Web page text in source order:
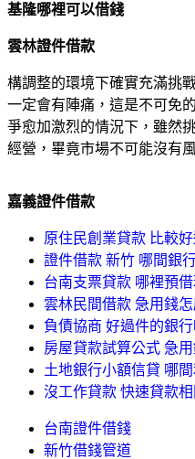
基隆哪裡可以借錢
雲林證件借款
構調整的環境下確實充滿挑
一定會有陣痛，這是不可免
爭愈加激烈的情況下，雖然
經營，畢竟市場不可能沒有
嘉義證件借款
原住民創業貸款 比較
證件借款 新竹 哪間銀
台南支票貸款 哪裡預
雲林民間借款 急用錢
負債協商 好過件的銀行
房屋貸款試算公式 急
土地銀行小額信貸 哪
沒工作貸款 快速貸款
台南證件借錢
新竹借錢管道